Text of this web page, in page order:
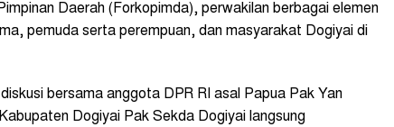
Daerah (Forkopimda), perwakilan berbagai elemen
pemuda serta perempuan, dan masyarakat Dogiyai di
bersama anggota DPR RI asal Papua Pak Yan
Dogiyai Pak Sekda Dogiyai langsung